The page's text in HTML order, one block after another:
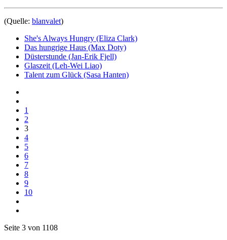
(Quelle: blanvalet)
She's Always Hungry (Eliza Clark)
Das hungrige Haus (Max Doty)
Düsterstunde (Jan-Erik Fjell)
Glaszeit (Leh-Wei Liao)
Talent zum Glück (Sasa Hanten)
1
2
3
4
5
6
7
8
9
10
Seite 3 von 1108